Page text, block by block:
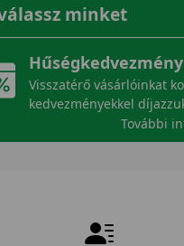
minket
Hűségkedvezmény
Visszatérő vásárlóinkat
kedvezményekkel
További